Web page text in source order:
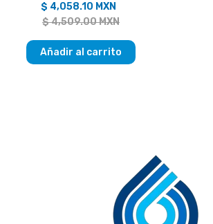
$ 4,058.10 MXN
$ 4,509.00 MXN
Añadir al carrito